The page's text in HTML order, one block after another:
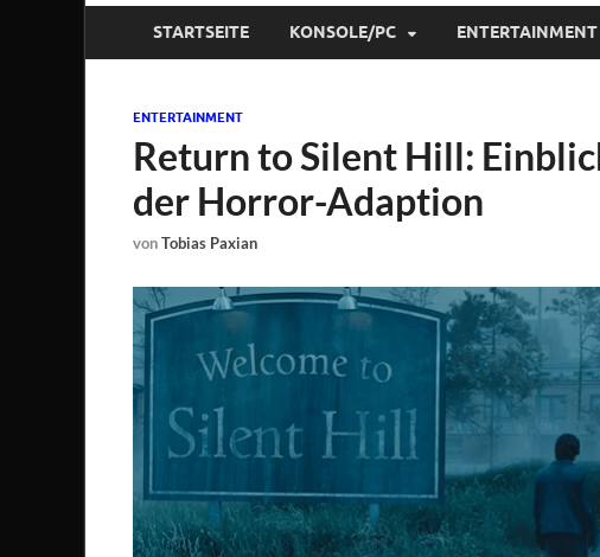
STARTSEITE KONSOLE/PC ENTERTAINMENT
ENTERTAINMENT
Return to Silent Hill:
der Horror-Adaption
vonTobias Paxian